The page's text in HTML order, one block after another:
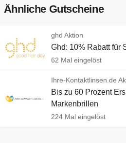
Ähnliche Gutscheine
ghd Aktion
Ghd: 10% Rabatt für
62 Mal eingelöst
Ihre-Kontaktlinsen.de
Bis zu 60 Prozent
Markenbrillen
224 Mal eingelöst